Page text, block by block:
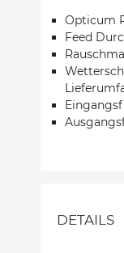
Opticum
Feed
DETAILS